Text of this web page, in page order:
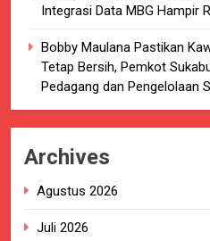
Integrasi Data MBG Hampir
Bobby Maulana Pastikan
Tetap Bersih, Pemkot
Pedagang dan Pengelolaan
Archives
Agustus 2026
Juli 2026